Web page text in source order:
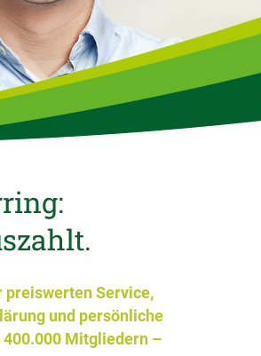
Service,
und persönliche
Mitgliedern –